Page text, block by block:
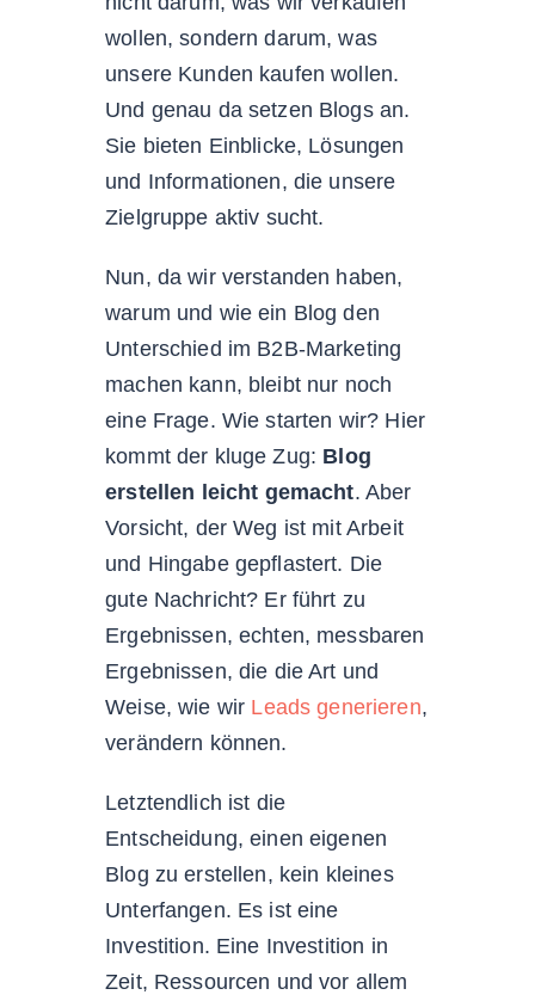
wollen, sondern darum, was
unsere Kunden kaufen wollen.
Und genau da setzen Blogs an.
Sie bieten Einblicke, Lösungen
und Informationen, die unsere
Zielgruppe aktiv sucht.
Nun, da wir verstanden haben,
warum und wie ein Blog den
Unterschied im B2B-Marketing
machen kann, bleibt nur noch
eine Frage. Wie starten wir? Hier
kommt der kluge Zug: Blog
erstellen leicht gemacht. Aber
Vorsicht, der Weg ist mit Arbeit
und Hingabe gepflastert. Die
gute Nachricht? Er führt zu
Ergebnissen, echten, messbaren
Ergebnissen, die die Art und
Weise, wie wir Leads generieren,
verändern können.
Letztendlich ist die
Entscheidung, einen eigenen
Blog zu erstellen, kein kleines
Unterfangen. Es ist eine
Investition. Eine Investition in
Zeit, Ressourcen und vor allem